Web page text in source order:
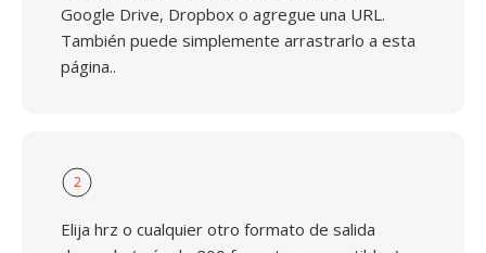
Google Drive, Dropbox o agregue una URL.
También puede simplemente arrastrarlo a esta
página..
2
Elija hrz o cualquier otro formato de salida